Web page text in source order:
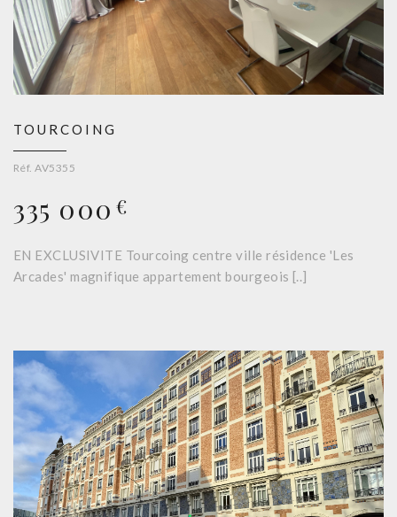
TOURCOING
Réf. AV5355
335 000 €
EN EXCLUSIVITE Tourcoing centre ville résidence 'Les
Arcades' magnifique appartement bourgeois [..]